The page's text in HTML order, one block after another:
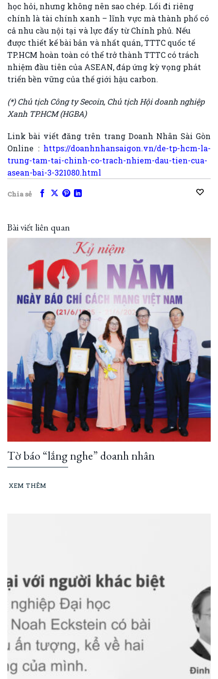
học hỏi, nhưng không nên sao chép. Lối đi riêng
chính là tài chính xanh – lĩnh vực mà thành phố có
cả nhu cầu nội tại và lực đẩy từ Chính phủ. Nếu
được thiết kế bài bản và nhất quán, TTTC quốc tế
TP.HCM hoàn toàn có thể trở thành TTTC có trách
nhiệm đầu tiên của ASEAN, đáp ứng kỳ vọng phát
triển bền vững của thế giới hậu carbon.
(*) Chủ tịch Công ty Secoin, Chủ tịch Hội doanh nghiệp
Xanh TP.HCM (HGBA)
Link bài viết đăng trên trang Doanh Nhân Sài Gòn
Online : https://doanhnhansaigon.vn/de-tp-hcm-la-
trung-tam-tai-chinh-co-trach-nhiem-dau-tien-cua-
asean-bai-3-321080.html
Chia sẻ
Bài viết liên quan
Tờ báo “lắng nghe” doanh nhân
XEM THÊM